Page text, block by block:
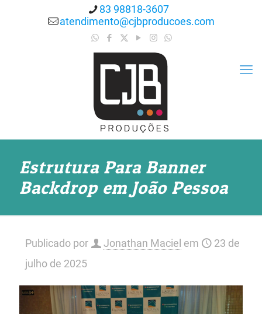
83 98818-3607
atendimento@cjbproducoes.com
Estrutura Para Banner
Backdrop em João Pessoa
Publicado por Jonathan Maciel em
23 de
julho de 2025